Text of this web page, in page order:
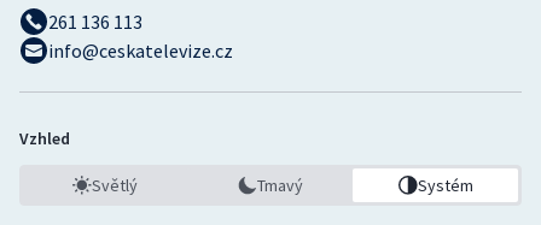
261 136 113
info@ceskatelevize.cz
Vzhled
Světlý Tmavý Systém